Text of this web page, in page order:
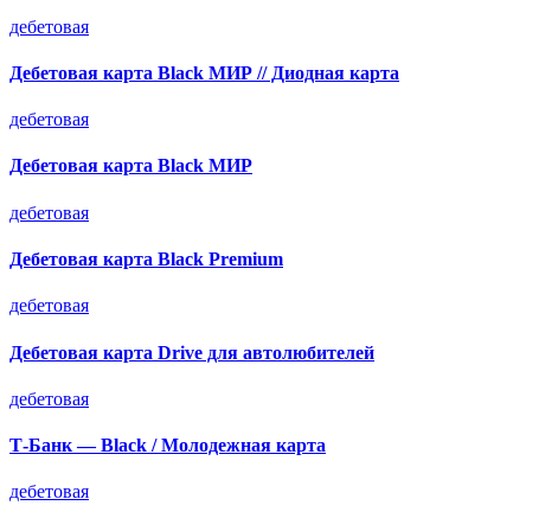
дебетовая
Дебетовая карта Black МИР // Диодная карта
дебетовая
Дебетовая карта Black МИР
дебетовая
Дебетовая карта Black Premium
дебетовая
Дебетовая карта Drive для автолюбителей
дебетовая
Т-Банк — Black / Молодежная карта
дебетовая